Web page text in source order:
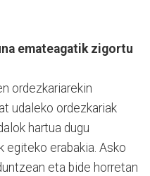
emateagatik zigortu
ordezkariarekin
udaleko ordezkariak
hartua dugu
egiteko erabakia. Asko
eta bide horretan